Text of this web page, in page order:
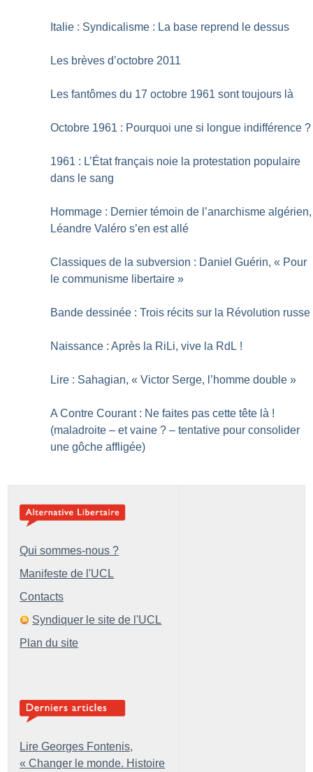
Italie : Syndicalisme : La base reprend le dessus
Les brèves d’octobre 2011
Les fantômes du 17 octobre 1961 sont toujours là
Octobre 1961 : Pourquoi une si longue indifférence ?
1961 : L’État français noie la protestation populaire
dans le sang
Hommage : Dernier témoin de l’anarchisme algérien,
Léandre Valéro s’en est allé
Classiques de la subversion : Daniel Guérin, « Pour
le communisme libertaire »
Bande dessinée : Trois récits sur la Révolution russe
Naissance : Après la RiLi, vive la RdL !
Lire : Sahagian, « Victor Serge, l’homme double »
A Contre Courant : Ne faites pas cette tête là !
(maladroite – et vaine ? – tentative pour consolider
une gôche affligée)
Qui sommes-nous ?
Manifeste de l'UCL
Contacts
Syndiquer le site de l'UCL
Plan du site
Lire Georges Fontenis,
« Changer le monde. Histoire